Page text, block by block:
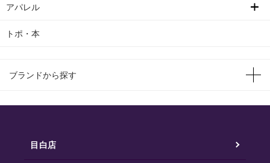
アパレル
トポ・本
ブランドから探す
目白店